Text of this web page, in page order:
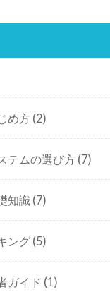
め方 (2)
テムの選び方 (7)
知識 (7)
ング (5)
ガイド (1)